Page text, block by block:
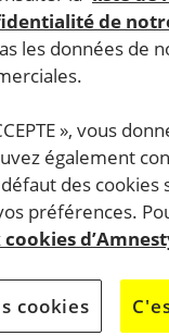
de
les données de
», vous
également
des
préférences.
cookies